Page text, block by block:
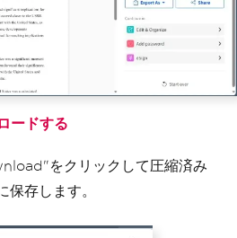
ードする
をクリックして圧縮済み
存します。